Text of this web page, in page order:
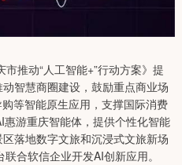
推动“人工智能+”行动方案》提
智慧商圈建设，鼓励重点商业场
等智能原生应用，支撑国际消费
惠游重庆智能体，提供个性化智能
落地数字文旅和沉浸式文旅新场
合软信企业开发AI创新应用。